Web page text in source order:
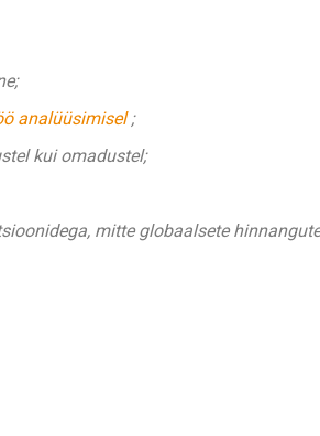
analüüsimisel;
kui omadustel;
mitte globaalsete